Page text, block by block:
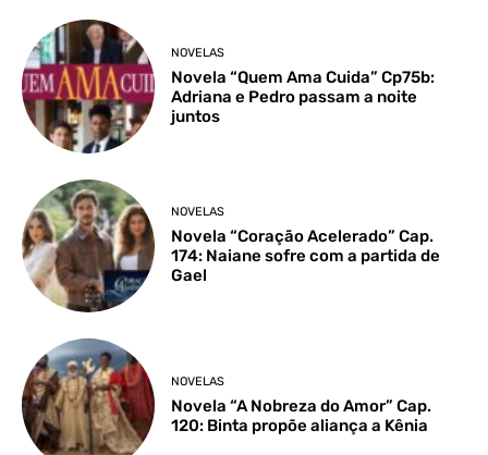
NOVELAS
Novela “Quem Ama Cuida” Cp75b:
Adriana e Pedro passam a noite
juntos
NOVELAS
Novela “Coração Acelerado” Cap.
174: Naiane sofre com a partida de
Gael
NOVELAS
Novela “A Nobreza do Amor” Cap.
120: Binta propõe aliança a Kênia